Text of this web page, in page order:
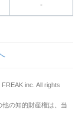
-
inc. All rights
の知的財産権は、当